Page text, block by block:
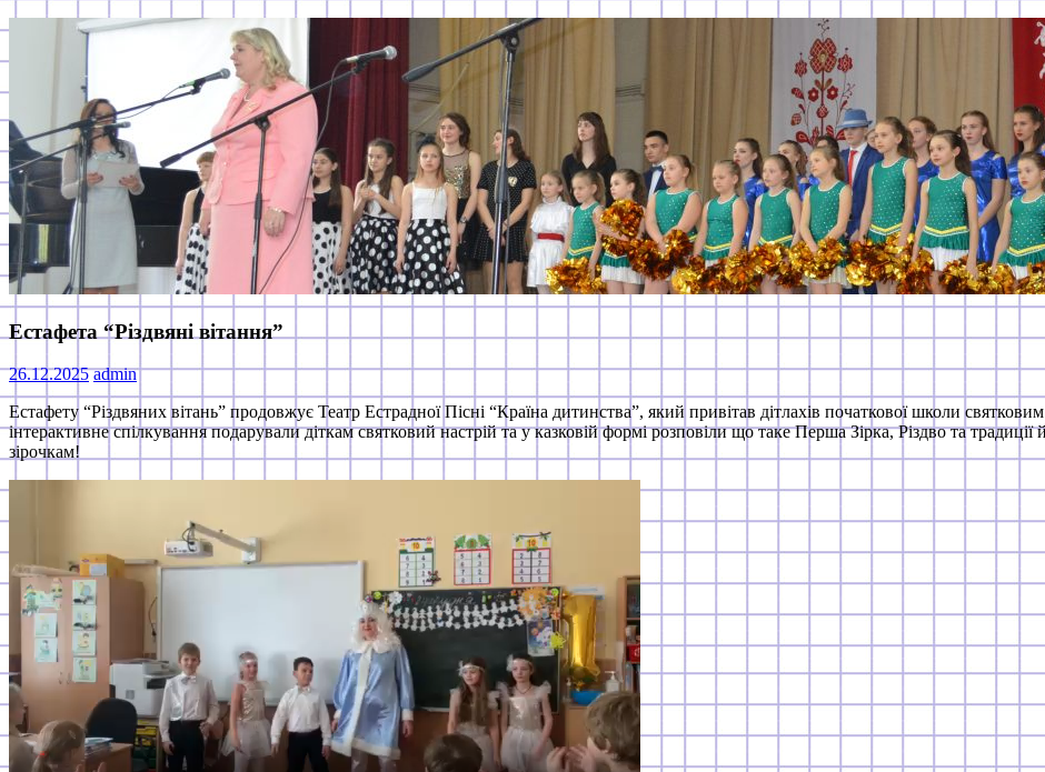
Естафета “Різдвяні вітання”
26.12.2025 admin
Естафету “Різдвяних вітань” продовжує Театр Естрадної Пісні “Країна дитинства”, який привітав дітлахів початкової школи святковим
інтерактивне спілкування подарували діткам святковий настрій та у казковій формі розповіли що таке Перша Зірка, Різдво та
зірочкам!